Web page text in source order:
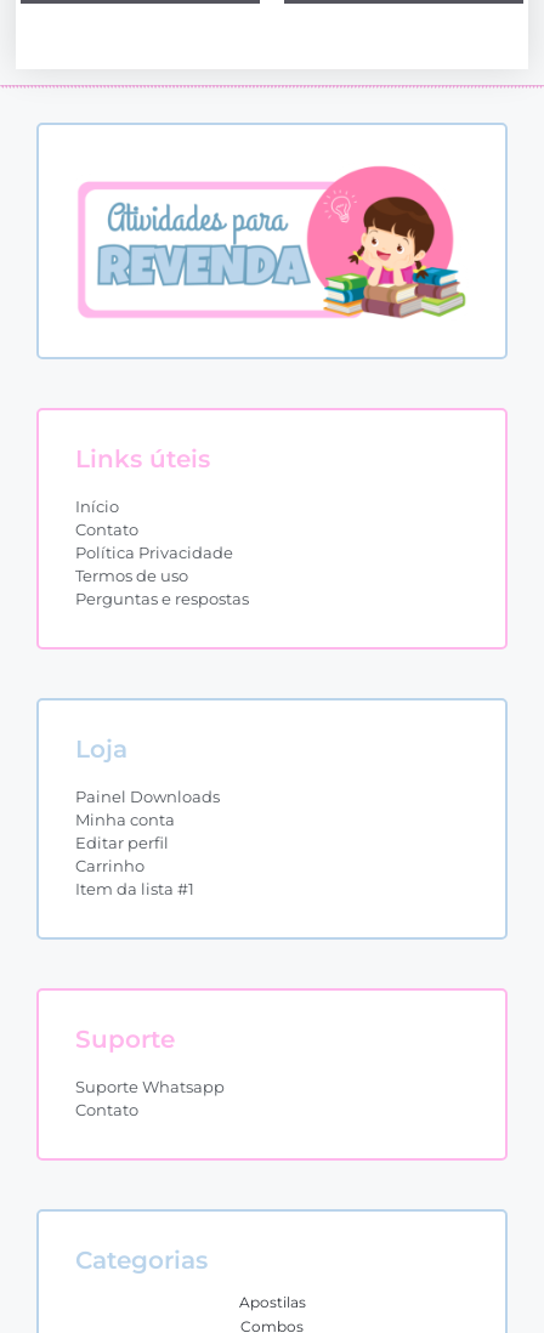
Links úteis
Início
Contato
Política Privacidade
Termos de uso
Perguntas e respostas
Loja
Painel Downloads
Minha conta
Editar perfil
Carrinho
Item da lista #1
Suporte
Suporte Whatsapp
Contato
Categorias
Apostilas
Combos